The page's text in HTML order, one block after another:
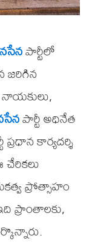
పార్టీలో
జరిగిన
పార్టీ అధినేత
కార్యదర్శి
ప్రోత్సాహం
ప్రాంతాలకు,